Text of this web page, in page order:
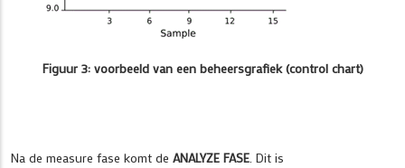
Figuur 3: voorbeeld van een beheersgrafiek (control chart)
Na de measure fase komt de ANALYZE FASE. Dit is